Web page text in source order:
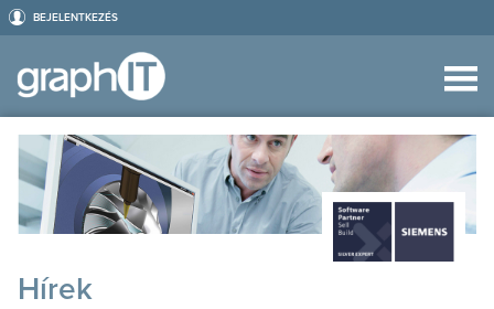
BEJELENTKEZÉS
Hírek